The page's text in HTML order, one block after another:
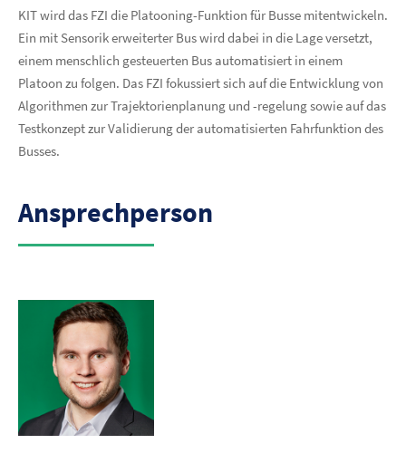
KIT wird das FZI die Platooning-Funktion für Busse mitentwickeln.
Ein mit Sensorik erweiterter Bus wird dabei in die Lage versetzt,
einem menschlich gesteuerten Bus automatisiert in einem
Platoon zu folgen. Das FZI fokussiert sich auf die Entwicklung von
Algorithmen zur Trajektorienplanung und -regelung sowie auf das
Testkonzept zur Validierung der automatisierten Fahrfunktion des
Busses.
Ansprechperson